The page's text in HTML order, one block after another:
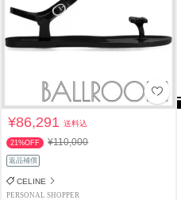
¥86,291送料込
21%OFF ¥110,000
返品補償
CELINE
PERSONAL SHOPPER